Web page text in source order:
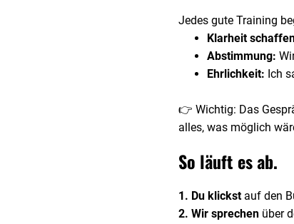
Jedes gute Training
Klarheit
Abstimmung:
Ehrlichkeit: Ich
👉 Wichtig: Das
alles, was möglich
So läuft es ab.
1. Du klickstauf den
2. Wir sprechen über